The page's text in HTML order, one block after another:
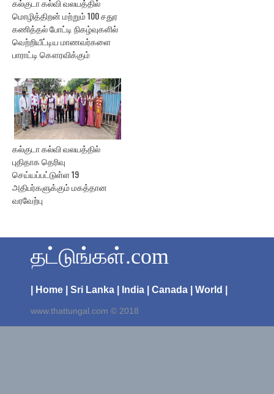
கல்குடா கல்வி வலயத்தில்
மொழித்திறன் மற்றும் 100 சதுர
கணித்தல் போட்டி நிகழ்வுகளில்
வெற்றியீட்டிய மாணவர்களை
பாராட்டி கௌரவிக்கும்
கல்குடா கல்வி வலயத்தில்
புதிதாக தெரிவு
செய்யப்பட்டுள்ள 19
அதிபர்களுக்கும் மகத்தான
வரவேற்பு
தட்டுங்கள்.com
| Home | Sri Lanka | India | Canada | World |
www.thattungal.com © 2018